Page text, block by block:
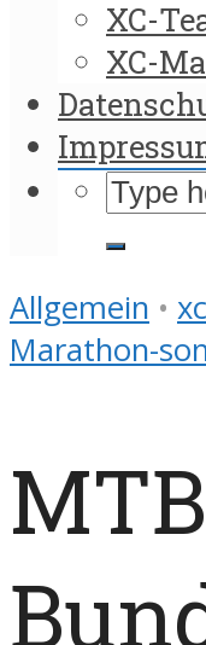
XC-
XC-
Allgemein •
Marathon-
MTB